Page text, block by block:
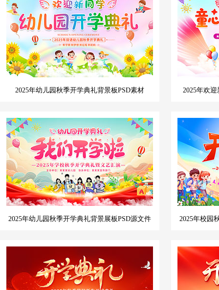
2025年幼儿园秋季开学典礼背景板PSD素材 2025年欢
2025年幼儿园秋季开学典礼背景展板PSD源文件 2025年校园